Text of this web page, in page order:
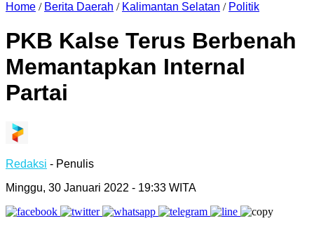
Home / Berita Daerah / Kalimantan Selatan / Politik
PKB Kalse Terus Berbenah
Memantapkan Internal
Partai
Redaksi - Penulis
Minggu, 30 Januari 2022 - 19:33 WITA